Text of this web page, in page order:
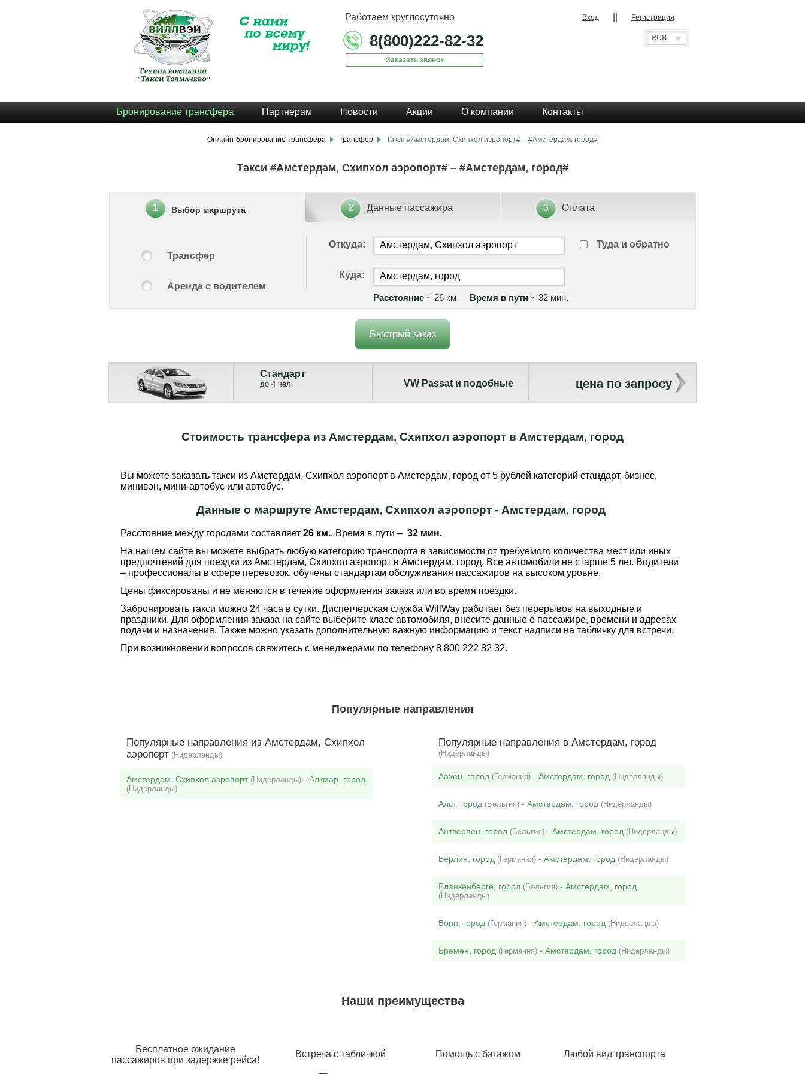
Работаем круглосуточно
8(800)222-82-32
Заказать звонок
Вход Регистрация
RUB
Бронирование трансфера Партнерам Новости Акции О компании Контакты
Онлайн-бронирование трансфера Трансфер Такси #Амстердам, Схипхол аэропорт# – #Амстердам, город#
Такси #Амстердам, Схипхол аэропорт# – #Амстердам, город#
1 Выбор маршрута 2 Данные пассажира 3 Оплата
Трансфер
Аренда с водителем
Откуда:
Куда:
Туда и обратно
Расстояние ~ 26 км. Время в пути ~ 32 мин.
Быстрый заказ
Стандарт
до 4 чел. VW Passat и подобные цена по запросу
Стоимость трансфера из Амстердам, Схипхол аэропорт в Амстердам, город
Вы можете заказать такси из Амстердам, Схипхол аэропорт в Амстердам, город от 5 рублей категорий стандарт, бизнес,
минивэн, мини-автобус или автобус.
Данные о маршруте Амстердам, Схипхол аэропорт - Амстердам, город
Расстояние между городами составляет 26 км.. Время в пути – 32 мин.
На нашем сайте вы можете выбрать любую категорию транспорта в зависимости от требуемого количества мест или иных
предпочтений для поездки из Амстердам, Схипхол аэропорт в Амстердам, город. Все автомобили не старше 5 лет. Водители
– профессионалы в сфере перевозок, обучены стандартам обслуживания пассажиров на высоком уровне.
Цены фиксированы и не меняются в течение оформления заказа или во время поездки.
Забронировать такси можно 24 часа в сутки. Диспетчерская служба WillWay работает без перерывов на выходные и
праздники. Для оформления заказа на сайте выберите класс автомобиля, внесите данные о пассажире, времени и адресах
подачи и назначения. Также можно указать дополнительную важную информацию и текст надписи на табличку для встречи.
При возникновении вопросов свяжитесь с менеджерами по телефону 8 800 222 82 32.
Популярные направления
Популярные направления из Амстердам, Схипхол
аэропорт (Нидерланды)
Амстердам, Схипхол аэропорт(Нидерланды) - Алкмар, город
(Нидерланды)
Популярные направления в Амстердам, город
(Нидерланды)
Аахен, город (Германия) - Амстердам, город (Нидерланды)
Алст, город (Бельгия) - Амстердам, город (Нидерланды)
Антверпен, город (Бельгия) - Амстердам, город (Нидерланды)
Берлин, город (Германия) - Амстердам, город (Нидерланды)
Бланкенберге, город (Бельгия) - Амстердам, город
(Нидерланды)
Бонн, город (Германия) - Амстердам, город (Нидерланды)
Бремен, город (Германия) - Амстердам, город (Нидерланды)
Наши преимущества
Бесплатное ожидание
пассажиров при задержке рейса!
Встреча с табличкой Помощь с багажом Любой вид транспорта